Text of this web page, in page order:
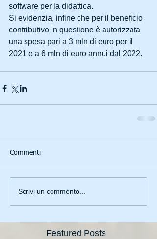
software per la didattica.
Si evidenzia, infine che per il beneficio
contributivo in questione è autorizzata
una spesa pari a 3 mln di euro per il
2021 e a 6 mln di euro annui dal 2022.
Commenti
Scrivi un commento...
Featured Posts